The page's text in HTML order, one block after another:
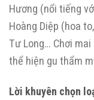
Hương (nổi tiếng
Hoàng Diệp (hoa
Tư Long… Chơi
thể hiện gu thẩm
Lời khuyên chọn